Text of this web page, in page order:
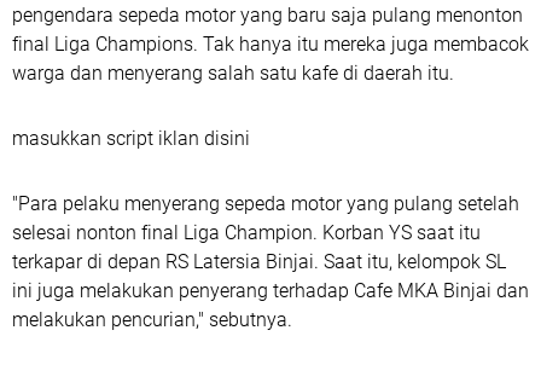
pengendara sepeda motor yang baru saja pulang menonton
final Liga Champions. Tak hanya itu mereka juga membacok
warga dan menyerang salah satu kafe di daerah itu.
masukkan script iklan disini
"Para pelaku menyerang sepeda motor yang pulang setelah
selesai nonton final Liga Champion. Korban YS saat itu
terkapar di depan RS Latersia Binjai. Saat itu, kelompok SL
ini juga melakukan penyerang terhadap Cafe MKA Binjai dan
melakukan pencurian," sebutnya.